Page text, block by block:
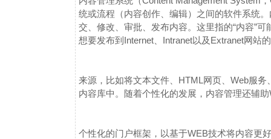
统或流程（内容创作、编辑）之间的软件系统
交、修改、审批、发布内容。这里指的“内容”
想要发布到Internet、Intranet以及Extranet网站
来源，比如将文本文件、HTML网页、Web服
内容库中。 随着个性化的发展，内容管理还辅
个性化的门户框架，以基于WEB技术将内容更